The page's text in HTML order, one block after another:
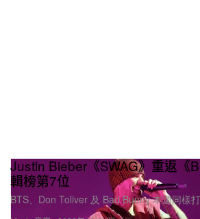
Justin Bieber《SWAG》重返《
輯榜第7位
BTS、Don Toliver 及 Bad Bunny 本週同樣打